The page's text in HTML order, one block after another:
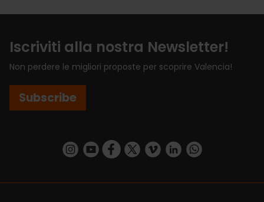
Iscriviti alla nostra Newsletter!
Non perdere le migliori proposte per scoprire Valencia!
Subscribe
https://www.instagram.com/visit_valencia/
https://www.youtube.com/user/
https://www.facebook.com/
https://twitter.com/VisitaValencia
https://vimeo.com/
https://www.linkedin.com/company/turismo-valencia/https://api.whatsapp.com/send/